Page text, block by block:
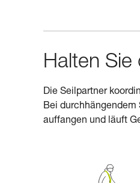
Halten Sie
Die Seilpartner
Bei durchhängendem
auffangen und läuft